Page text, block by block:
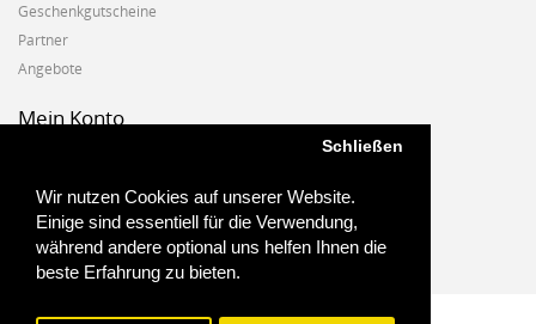
Wir nutzen Cookies auf unserer Website.
Einige sind essentiell für die Verwendung,
während andere optional uns helfen Ihnen die
beste Erfahrung zu bieten.
Schließen
Geschenkgutscheine
Partner
Angebote
Mein Konto
Auftragshistorie
Wunschzettel
Newsletter